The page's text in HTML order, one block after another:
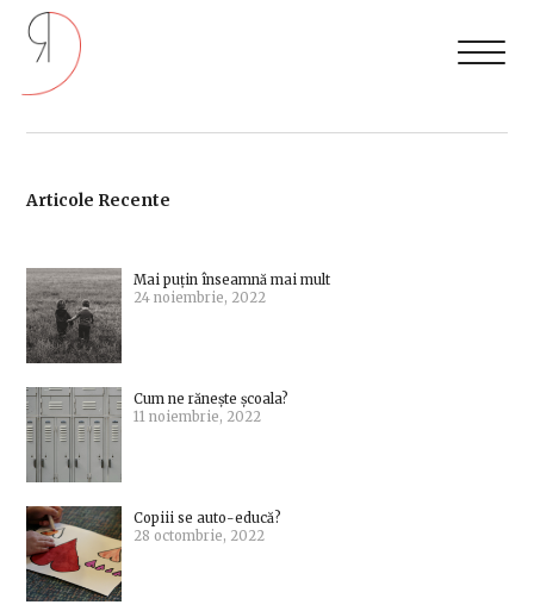
Articole Recente
Mai puțin înseamnă mai mult
24 noiembrie, 2022
Cum ne rănește școala?
11 noiembrie, 2022
Copiii se auto-educă?
28 octombrie, 2022